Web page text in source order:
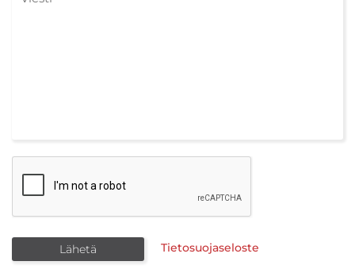
Tietosuojaseloste